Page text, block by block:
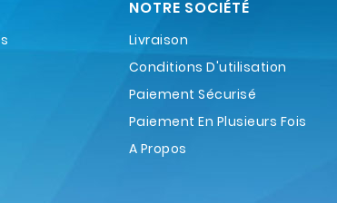
NOTRE SOCIÉTÉ
Livraison
Conditions D'utilisation
Paiement Sécurisé
Paiement En Plusieurs Fois
A Propos